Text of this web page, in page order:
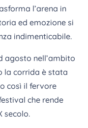
l’arena in
ed emozione si
indimenticabile.
agosto nell’ambito
la corrida è stata
così il fervore
che rende
secolo.